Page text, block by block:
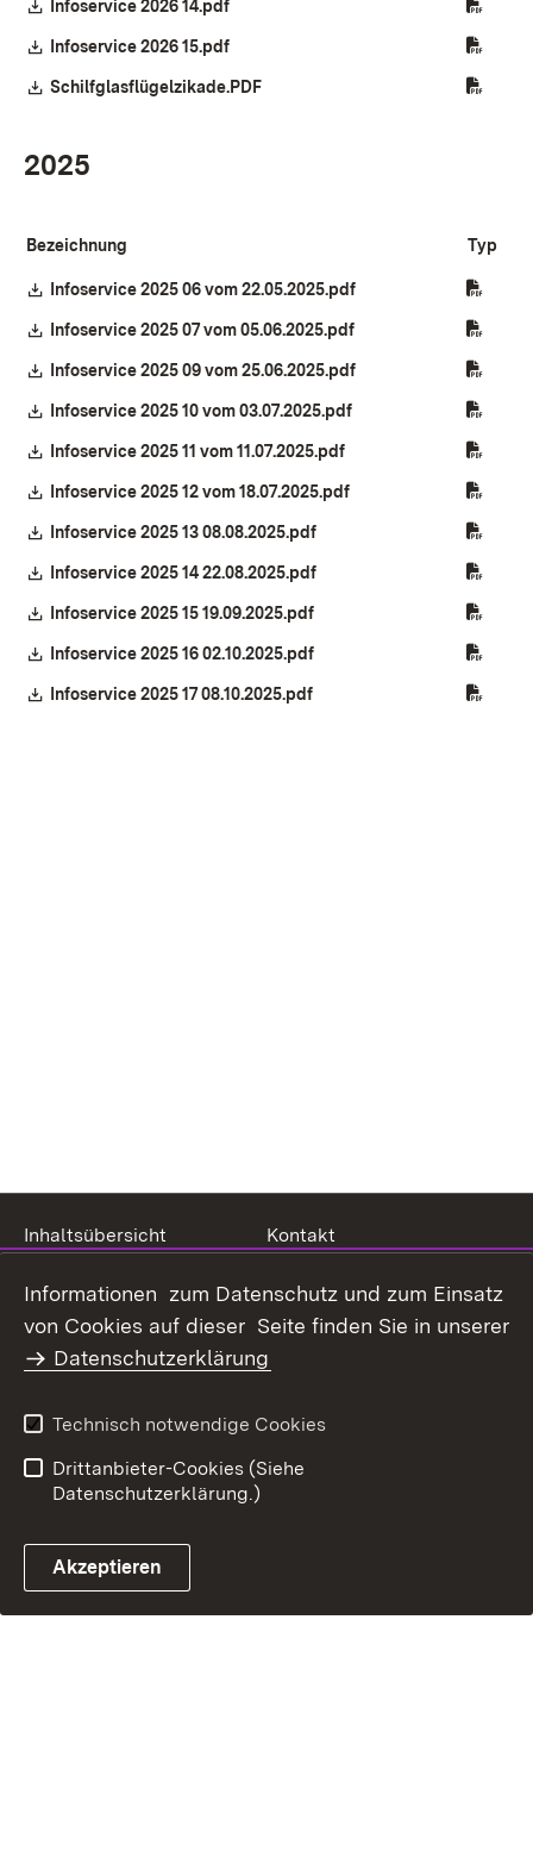
Download:
Infoservice 2026 14.pdf(Öffnet in neuem Fenster)
Download:
Infoservice 2026 15.pdf(Öffnet in neuem Fenster)
Download:
Schilfglasflügelzikade.PDF(Öffnet in neuem Fenster)
2025
Bezeichnung Typ
Download:
Infoservice 2025 06 vom 22.05.2025.pdf(Öffnet in neuem
Download:
Infoservice 2025 07 vom 05.06.2025.pdf(Öffnet in neuem
Download:
Infoservice 2025 09 vom 25.06.2025.pdf(Öffnet in neuem
Download:
Infoservice 2025 10 vom 03.07.2025.pdf(Öffnet in neuem
Download:
Infoservice 2025 11 vom 11.07.2025.pdf(Öffnet in neuem
Download:
Infoservice 2025 12 vom 18.07.2025.pdf(Öffnet in neuem
Download:
Infoservice 2025 13 08.08.2025.pdf(Öffnet in neuem Fenster)
Download:
Infoservice 2025 14 22.08.2025.pdf(Öffnet in neuem Fenster)
Download:
Infoservice 2025 15 19.09.2025.pdf(Öffnet in neuem Fenster)
Download:
Infoservice 2025 16 02.10.2025.pdf(Öffnet in neuem Fenster)
Download:
Infoservice 2025 17 08.10.2025.pdf(Öffnet in neuem Fenster)
Inhaltsübersicht
Kontakt
Barrierefreiheit
Benutzungshinweise
Impressum
Informationen zum Datenschutz und zum Einsatz
von Cookies auf dieser Seite finden Sie in unserer
Datenschutzerklärung
Technisch notwendige Cookies
Drittanbieter-Cookies (Siehe
Datenschutzerklärung.)
Akzeptieren